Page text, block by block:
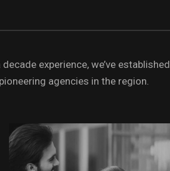
experience, we’ve
agencies in the region.